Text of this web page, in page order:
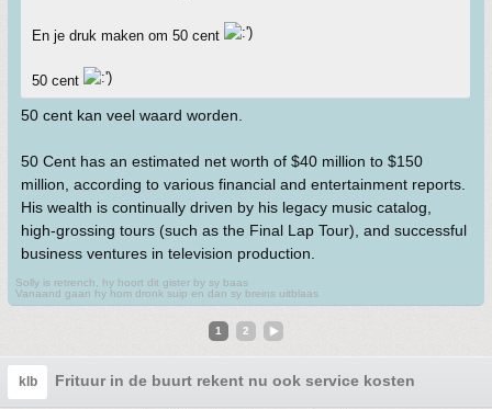
En je druk maken om 50 cent
50 cent
50 cent kan veel waard worden.
50 Cent has an estimated net worth of $40 million to $150
million, according to various financial and entertainment reports.
His wealth is continually driven by his legacy music catalog,
high-grossing tours (such as the Final Lap Tour), and successful
business ventures in television production.
Solly is retrench, hy hoort dit gister by sy baas
Vanaand gaan hy hom dronk suip en dan sy breins uitblaas
1 2
klb Frituur in de buurt rekent nu ook service kosten